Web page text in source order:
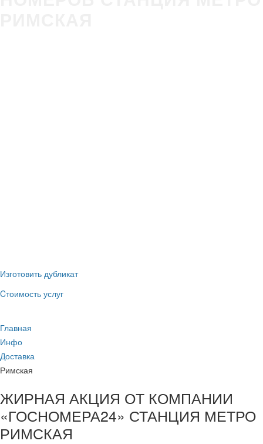
Изготовить дубликат
Cтоимость услуг
Главная
Инфо
Доставка
Римская
ЖИРНАЯ АКЦИЯ ОТ КОМПАНИИ
«ГОСНОМЕРА24» СТАНЦИЯ МЕТРО
РИМСКАЯ